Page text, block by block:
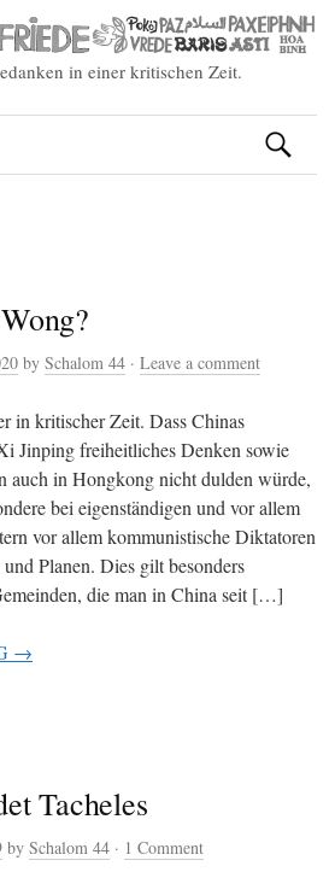
in einer kritischen Zeit.
Suchen
nach:
by Schalom 44 · Leave a comment
in kritischer Zeit. Dass Chinas
Jinping freiheitliches Denken sowie
auch in Hongkong nicht dulden würde,
bei eigenständigen und vor allem
vor allem kommunistische Diktatoren
Planen. Dies gilt besonders
die man in China seit […]
→
Tacheles
by Schalom 44 · 1 Comment